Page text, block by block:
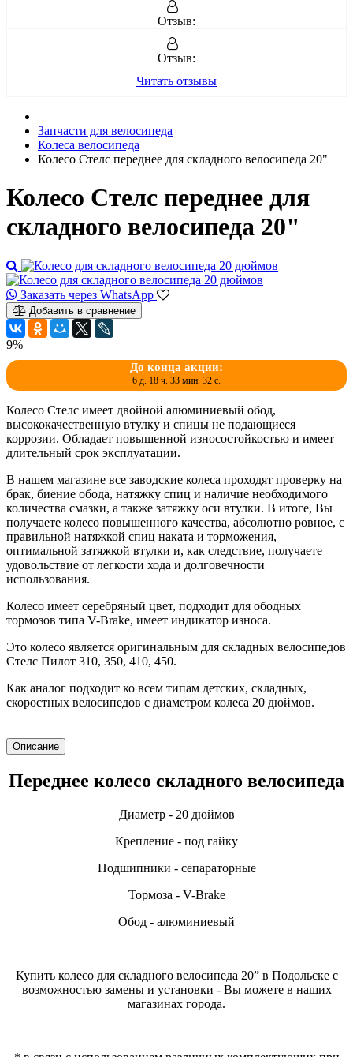
Отзыв:
Отзыв:
Читать отзывы
Запчасти для велосипеда
Колеса велосипеда
Колесо Стелс переднее для складного велосипеда 20"
Колесо Стелс переднее для
складного велосипеда 20"
Заказать через WhatsApp
Добавить в сравнение
9%
До конца акции:
6 д. 18 ч. 33 мин. 32 с.
Колесо Стелс имеет двойной алюминиевый обод,
высококачественную втулку и спицы не подающиеся
коррозии. Обладает повышенной износостойкостью и имеет
длительный срок эксплуатации.
В нашем магазине все заводские колеса проходят проверку на
брак, биение обода, натяжку спиц и наличие необходимого
количества смазки, а также затяжку оси втулки. В итоге, Вы
получаете колесо повышенного качества, абсолютно ровное, с
правильной натяжкой спиц наката и торможения,
оптимальной затяжкой втулки и, как следствие, получаете
удовольствие от легкости хода и долговечности
использования.
Колесо имеет серебряный цвет, подходит для ободных
тормозов типа V-Brake, имеет индикатор износа.
Это колесо является оригинальным для складных велосипедов
Стелс Пилот 310, 350, 410, 450.
Как аналог подходит ко всем типам детских, складных,
скоростных велосипедов с диаметром колеса 20 дюймов.
Описание
Переднее колесо складного велосипеда
Диаметр - 20 дюймов
Крепление - под гайку
Подшипники - сепараторные
Тормоза - V-Brake
Обод - алюминиевый
Купить колесо для складного велосипеда 20” в Подольске с
возможностью замены и установки - Вы можете в наших
магазинах города.